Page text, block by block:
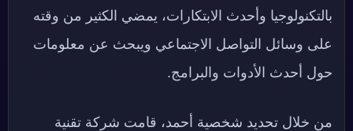
بالتكنولوجيا وأحدث الابتكارات، يمضي الكثير من وقته
على وسائل التواصل الاجتماعي ويبحث عن معلومات
حول أحدث الأدوات والبرامج.
من خلال تحديد شخصية أحمد، قامت شركة تقنية